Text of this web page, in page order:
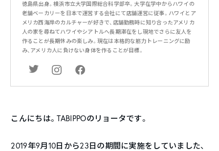
徳島県出身。横浜市立大学国際総合科学部卒。大学在学中からハワイの
老舗ベーカリーを日本で運営する会社にて店舗運営に従事。ハワイとア
メリカ西海岸のカルチャーが好きで、店舗勤務時に知り合ったアメリカ
人の家を尋ねてハワイやシアトルへ長期滞在をし現地でさらに友人を
作ることが長期休みの楽しみ。現在は本格的な筋力トレーニングに励
み、アメリカ人に負けない身体を作ることが目標。
こんにちは。TABIPPOのリョータです。
2019年9月10日から23日の期間に実施をしていました、